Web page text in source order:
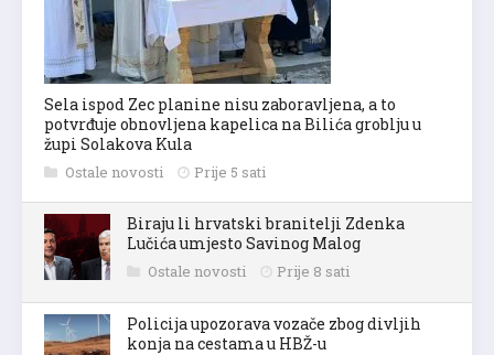
Sela ispod Zec planine nisu zaboravljena, a to
potvrđuje obnovljena kapelica na Bilića groblju u
župi Solakova Kula
Ostale novosti Prije 5 sati
Biraju li hrvatski branitelji Zdenka
Lučića umjesto Savinog Malog
Ostale novosti Prije 8 sati
Policija upozorava vozače zbog divljih
konja na cestama u HBŽ-u